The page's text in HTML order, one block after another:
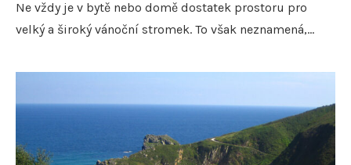
Ne vždy je v bytě nebo domě dostatek prostoru pro
velký a široký vánoční stromek. To však neznamená,…